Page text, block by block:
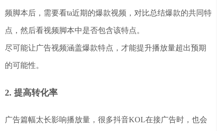
频脚本后，需要看ta近期的爆款视频，对比总结爆款的共同特
点，然后看视频脚本中是否包含该特点。
尽可能让广告视频涵盖爆款特点，才能提升播放量超出预期
的可能性。
2. 提高转化率
广告篇幅太长影响播放量，很多抖音KOL在接广告时，也会